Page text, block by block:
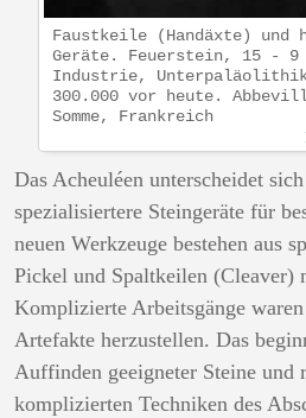
Faustkeile (Handäxte) und
Geräte. Feuerstein, 15 - 9
Industrie,
300.000 vor heute.
Somme, Frankreich
Das Acheuléen unterscheidet
spezialisiertere Steingeräte für
neuen Werkzeuge bestehen aus
Pickel und Spaltkeilen (Cleaver)
Komplizierte Arbeitsgänge
Artefakte herzustellen. Das
Auffinden geeigneter Steine und
komplizierten Techniken des